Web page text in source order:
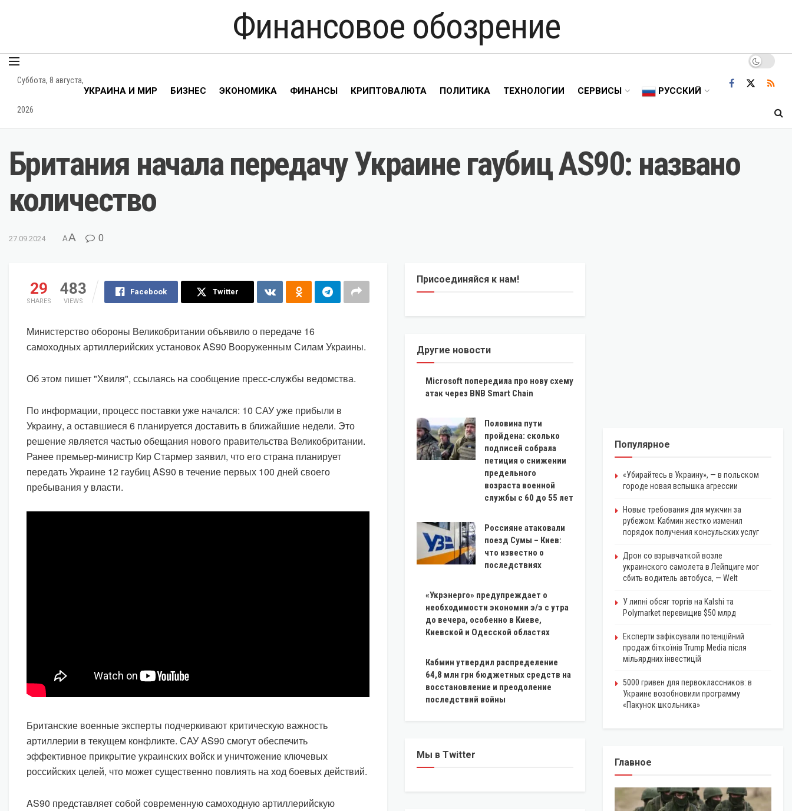
Финансовое обозрение
Суббота, 8 августа,
2026
УКРАИНА И МИР БИЗНЕС ЭКОНОМИКА ФИНАНСЫ КРИПТОВАЛЮТА ПОЛИТИКА ТЕХНОЛОГИИ СЕРВИСЫ РУССКИЙ
Британия начала передачу Украине гаубиц AS90: названо
количество
27.09.2024 AA 0
29
SHARES
483
VIEWS
Facebook Twitter
Министерство обороны Великобритании объявило о передаче 16
самоходных артиллерийских установок AS90 Вооруженным Силам Украины.
Об этом пишет "Хвиля", ссылаясь на сообщение пресс-службы ведомства.
По информации, процесс поставки уже начался: 10 САУ уже прибыли в
Украину, а оставшиеся 6 планируется доставить в ближайшие недели. Это
решение является частью обещания нового правительства Великобритании.
Ранее премьер-министр Кир Стармер заявил, что его страна планирует
передать Украине 12 гаубиц AS90 в течение первых 100 дней своего
пребывания у власти.
Британские военные эксперты подчеркивают критическую важность
артиллерии в текущем конфликте. САУ AS90 смогут обеспечить
эффективное прикрытие украинских войск и уничтожение ключевых
российских целей, что может существенно повлиять на ход боевых действий.
AS90 представляет собой современную самоходную артиллерийскую
Присоединяйся к нам!
Другие новости
Microsoft попередила про нову схему
атак через BNB Smart Chain
Половина пути
пройдена: сколько
подписей собрала
петиция о снижении
предельного
возраста военной
службы с 60 до 55 лет
Россияне атаковали
поезд Сумы – Киев:
что известно о
последствиях
«Укрэнерго» предупреждает о
необходимости экономии э/э с утра
до вечера, особенно в Киеве,
Киевской и Одесской областях
Кабмин утвердил распределение
64,8 млн грн бюджетных средств на
восстановление и преодоление
последствий войны
Мы в Twitter
Популярное
«Убирайтесь в Украину», — в польском
городе новая вспышка агрессии
Новые требования для мужчин за
рубежом: Кабмин жестко изменил
порядок получения консульских услуг
Дрон со взрывчаткой возле
украинского самолета в Лейпциге мог
сбить водитель автобуса, — Welt
У липні обсяг торгів на Kalshi та
Polymarket перевищив $50 млрд
Експерти зафіксували потенційний
продаж біткоїнів Trump Media після
мільярдних інвестицій
5000 гривен для первоклассников: в
Украине возобновили программу
«Пакунок школьника»
Главное